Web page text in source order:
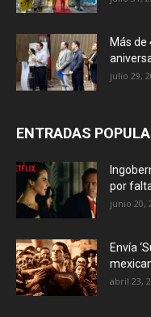
Más de
julio 29,
ENTRADAS
por
junio 20,
Envía
abril 23,